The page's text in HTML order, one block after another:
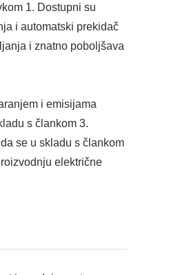
1. Dostupni su
i automatski prekidač
i znatno poboljšava
i emisijama
s člankom 3.
se u skladu s člankom
električne